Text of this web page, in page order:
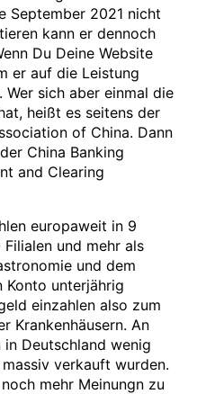
September 2021 nicht
kann er dennoch
Du Deine Website
er auf die Leistung
sich aber einmal die
heißt es seitens der
of China. Dann
China Banking
and Clearing
europaweit in 9
und mehr als
und dem
Konto unterjährig
einzahlen also zum
Krankenhäusern. An
Deutschland wenig
verkauft wurden.
mehr Meinungn zu